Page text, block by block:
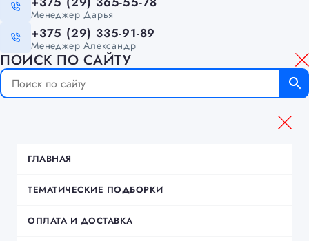
Менеджер Дарья
+375 (29) 335-91-89
Менеджер Александр
ПОИСК ПО САЙТУ
ГЛАВНАЯ
ТЕМАТИЧЕСКИЕ ПОДБОРКИ
ОПЛАТА И ДОСТАВКА